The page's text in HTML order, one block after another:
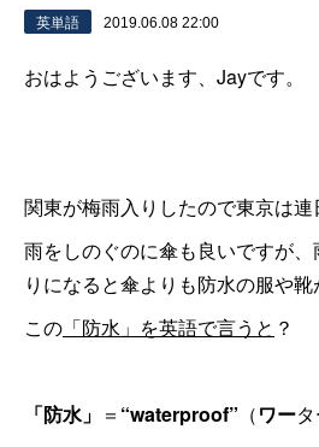
英単語 2019.06.08 22:00
おはようございます、Jayです。
関東が梅雨入りしたので東京は連
雨をしのぐのに傘も良いですが
りになると傘よりも防水の服や靴
この 「防水」を英語で言うと ？
「防水」 ＝ “waterproof” （ワー